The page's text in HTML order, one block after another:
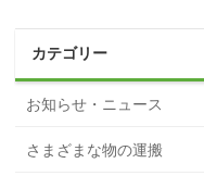
カテゴリー
お知らせ・ニュース
さまざまな物の運搬